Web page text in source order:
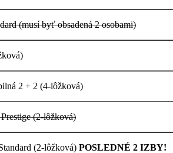
(musí byť obsadená 2 osobami)
2 + 2 (4-lôžková)
(2-lôžková)
(2-lôžková) POSLEDNÉ 2 IZBY!